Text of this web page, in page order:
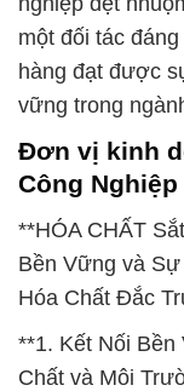
một đối tác
hàng đạt được
vững trong
Đơn vị kinh
Công
**HÓA CHẤT
Bền Vững và
Hóa Chất Đắc
**1. Kết Nối
Chất và Môi